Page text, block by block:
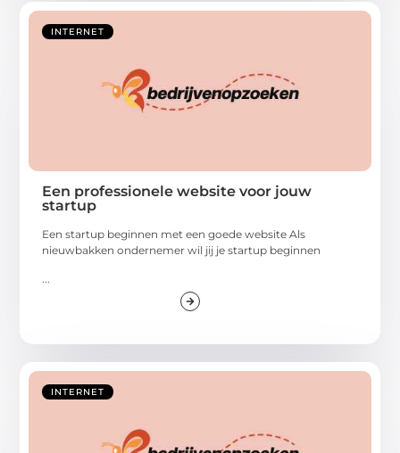
INTERNET
Een professionele website voor jouw
startup
Een startup beginnen met een goede website Als
nieuwbakken ondernemer wil jij je startup beginnen
...
INTERNET